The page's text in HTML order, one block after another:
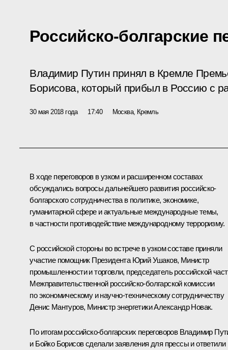
Российско-болгарские
Владимир Путин принял в Кремле
Борисова, который прибыл в Россию с
30 мая 2018 года 17:40 Москва, Кремль
В ходе переговоров в узком и расширенном составах
обсуждались вопросы дальнейшего развития российско-
болгарского сотрудничества в политике, экономике,
гуманитарной сфере и актуальные международные темы,
в частности противодействие международному терроризму.
С российской стороны во встрече в узком составе приняли
участие помощник Президента Юрий Ушаков, Министр
промышленности и торговли, председатель российской
Межправительственной российско-болгарской комиссии
по экономическому и научно-техническому сотрудничеству
Денис Мантуров, Министр энергетикиАлександр Новак.
По итогам российско-болгарских переговоров Владимир
и Бойко Борисов сделали заявления для прессы и ответили